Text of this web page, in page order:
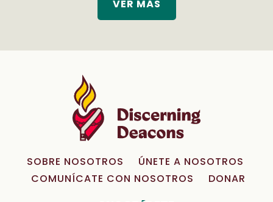
VER MÁS
SOBRE NOSOTROS
ÚNETE A NOSOTROS
COMUNÍCATE CON NOSOTROS
DONAR